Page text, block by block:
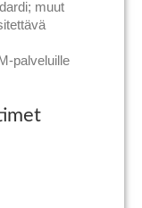
muut
palveluille